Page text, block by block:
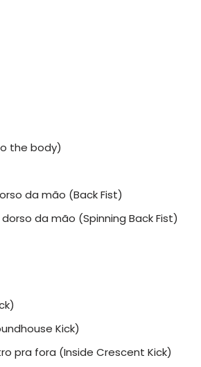
the body)
da mão (Back Fist)
da mão (Spinning Back Fist)
Kick)
pra fora (Inside Crescent Kick)